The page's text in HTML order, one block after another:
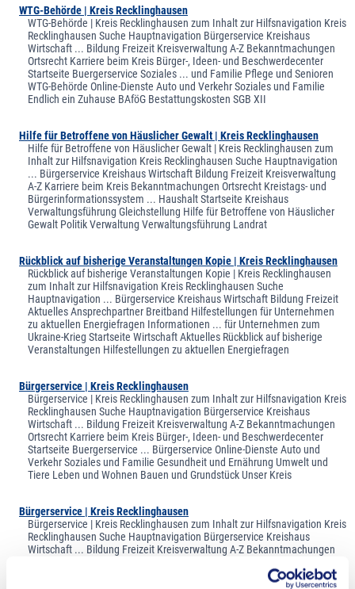
WTG-Behörde | Kreis Recklinghausen
WTG-Behörde | Kreis Recklinghausen zum Inhalt zur Hilfsnavigation Kreis
Recklinghausen Suche Hauptnavigation Bürgerservice Kreishaus
Wirtschaft ... Bildung Freizeit Kreisverwaltung A-Z Bekanntmachungen
Ortsrecht Karriere beim Kreis Bürger-, Ideen- und Beschwerdecenter
Startseite Buergerservice Soziales ... und Familie Pflege und Senioren
WTG-Behörde Online-Dienste Auto und Verkehr Soziales und Familie
Endlich ein Zuhause BAföG Bestattungskosten SGB XII
Hilfe für Betroffene von Häuslicher Gewalt | Kreis Recklinghausen
Hilfe für Betroffene von Häuslicher Gewalt | Kreis Recklinghausen zum
Inhalt zur Hilfsnavigation Kreis Recklinghausen Suche Hauptnavigation
... Bürgerservice Kreishaus Wirtschaft Bildung Freizeit Kreisverwaltung
A-Z Karriere beim Kreis Bekanntmachungen Ortsrecht Kreistags- und
Bürgerinformationssystem ... Haushalt Startseite Kreishaus
Verwaltungsführung Gleichstellung Hilfe für Betroffene von Häuslicher
Gewalt Politik Verwaltung Verwaltungsführung Landrat
Rückblick auf bisherige Veranstaltungen Kopie | Kreis Recklinghausen
Rückblick auf bisherige Veranstaltungen Kopie | Kreis Recklinghausen
zum Inhalt zur Hilfsnavigation Kreis Recklinghausen Suche
Hauptnavigation ... Bürgerservice Kreishaus Wirtschaft Bildung Freizeit
Aktuelles Ansprechpartner Breitband Hilfestellungen für Unternehmen
zu aktuellen Energiefragen Informationen ... für Unternehmen zum
Ukraine-Krieg Startseite Wirtschaft Aktuelles Rückblick auf bisherige
Veranstaltungen Hilfestellungen zu aktuellen Energiefragen
Bürgerservice | Kreis Recklinghausen
Bürgerservice | Kreis Recklinghausen zum Inhalt zur Hilfsnavigation Kreis
Recklinghausen Suche Hauptnavigation Bürgerservice Kreishaus
Wirtschaft ... Bildung Freizeit Kreisverwaltung A-Z Bekanntmachungen
Ortsrecht Karriere beim Kreis Bürger-, Ideen- und Beschwerdecenter
Startseite Buergerservice ... Bürgerservice Online-Dienste Auto und
Verkehr Soziales und Familie Gesundheit und Ernährung Umwelt und
Tiere Leben und Wohnen Bauen und Grundstück Unser Kreis
Bürgerservice | Kreis Recklinghausen
Bürgerservice | Kreis Recklinghausen zum Inhalt zur Hilfsnavigation Kreis
Recklinghausen Suche Hauptnavigation Bürgerservice Kreishaus
Wirtschaft ... Bildung Freizeit Kreisverwaltung A-Z Bekanntmachungen
Startseite Buergerservice ... Bürgerservice Online-Dienste Auto und